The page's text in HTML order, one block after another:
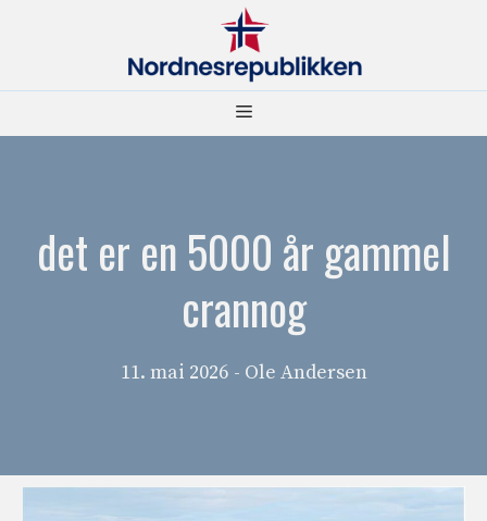
Meny
det er en 5000 år gammel
crannog
11. mai 2026 - Ole Andersen